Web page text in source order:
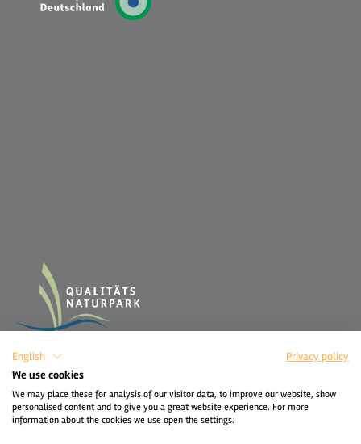
English
Privacy policy
We use cookies
We may place these for analysis of our visitor data, to improve our website, show
personalised content and to give you a great website experience. For more
information about the cookies we use open the settings.